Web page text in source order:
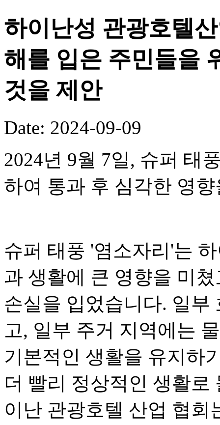
하이난성 관광호텔
해를 입은 주민들을
것을 제안
Date: 2024-09-09
2024년 9월 7일, 슈퍼 태
하여 통과 후 심각한 영
슈퍼 태풍 '염소자리'는
과 생활에 큰 영향을 미
손실을 입었습니다. 일부
고, 일부 주거 지역에는
기본적인 생활을 유지하
더 빨리 정상적인 생활로
이난 관광호텔 산업 협회